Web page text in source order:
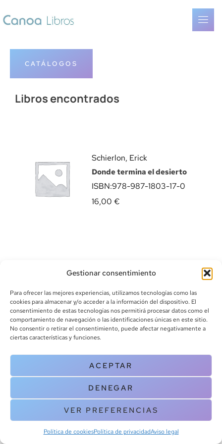
Gestionar consentimiento
Para ofrecer las mejores experiencias, utilizamos tecnologías como las
cookies para almacenar y/o acceder a la información del dispositivo. El
consentimiento de estas tecnologías nos permitirá procesar datos como el
comportamiento de navegación o las identificaciones únicas en este sitio.
No consentir o retirar el consentimiento, puede afectar negativamente a
ciertas características y funciones.
ACEPTAR
DENEGAR
VER PREFERENCIAS
Política de cookiesPolítica de privacidadAviso legal
CATÁLOGOS
Libros encontrados
Schierlon, Erick
Donde termina el desierto
ISBN:978-987-1803-17-0
16,00 €
info@canoalibros.com
pedidos@canoalibros.com
+34 934 242 391
CONTACTO
Copyright © 2025 Canoa Libros. All Rights Reserved |
cookies
| Aviso legal